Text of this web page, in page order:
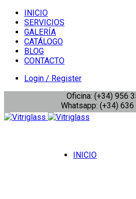
INICIO
SERVICIOS
GALERÍA
CATÁLOGO
BLOG
CONTACTO
Login / Register
Oficina: (+34) 956
Whatsapp: (+34)
INICIO